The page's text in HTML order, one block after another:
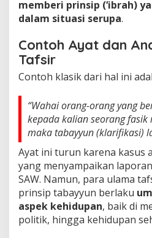
memberi prinsip (‘ibrah)
dalam situasi serupa.
Contoh Ayat dan
Tafsir
Contoh klasik dari hal ini
“Wahai orang-orang yang
kepada kalian seorang fasik
maka tabayyun (klarifikasi)
Ayat ini turun karena kasus
yang menyampaikan
SAW. Namun, para ulama
prinsip tabayyun berlaku
aspek kehidupan, baik di
politik, hingga kehidupan